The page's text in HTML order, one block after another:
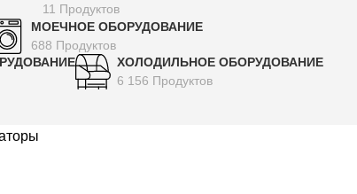
11 Продуктов
МОЕЧНОЕ ОБОРУДОВАНИЕ
688 Продуктов
ХОЛОДИЛЬНОЕ ОБОРУДОВАНИЕ
6 156 Продуктов